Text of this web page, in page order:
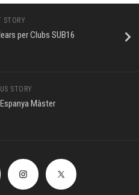
STORY
per Clubs SUB16
STORY
Màster